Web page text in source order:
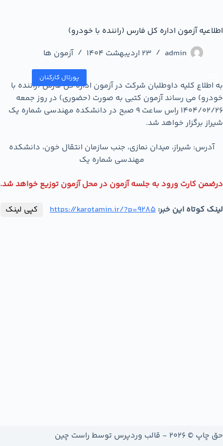
پورتال کارکنان
اطلاعیه آزمون اداره کل فارس (راننده با خودرو)
admin
23 اردیبهشت 1404 آزمون ها
به اطلاع کلیه داوطلبان شرکت در آزمون اداره کل فارس (راننده با
خودرو) می رساند آزمون کتبی به صورت (حضوری) در روز جمعه
1404/02/26 راس ساعت 9 صبح در دانشکده مهندسی شماره یک
شیراز برگزار خواهد شد.
آدرس: شیراز، میدان نمازی، جنب سازمان انتقال خون، دانشکده
مهندسی شماره یک
درضمن کارت ورود به جلسه آزمون در محل آزمون توزیع خواهد شد.
لینک کوتاه این خبر: https://karotamin.ir/?p=9285 کپی لینک
حق چاپ © 2026 - قالب وردپرس توسط راست چین